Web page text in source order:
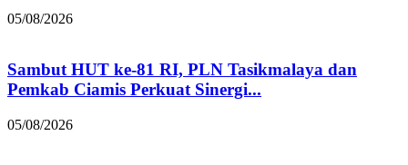
05/08/2026
Sambut HUT ke-81 RI, PLN Tasikmalaya dan
Pemkab Ciamis Perkuat Sinergi...
05/08/2026